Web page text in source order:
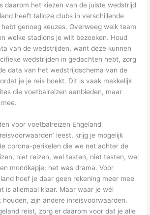
daarom het kiezen van de juiste wedstrijd
heeft talloze clubs in verschillende
genoeg keuzes. Overweeg welk team
welke stadions je wilt bezoeken. Houd
van de wedstrijden, want deze kunnen
wedstrijden in gedachten hebt, zorg
data van het wedstrijdschema van de
je je reis boekt. Dit is vaak makkelijk
die voetbalreizen aanbieden, maar
voor voetbalreizen Engeland
leest, krijg je mogelijk
corona-perikelen die we net achter de
niet reizen, wel testen, niet testen, wel
mondkapje; het was drama. Voor
hoef je daar geen rekening meer mee
is allemaal klaar. Maar waar je wél
houden, zijn andere inreisvoorwaarden.
reist, zorg er daarom voor dat je alle